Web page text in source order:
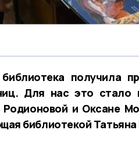
получила
Для нас это
Родионовой и Оксане
библиотекой